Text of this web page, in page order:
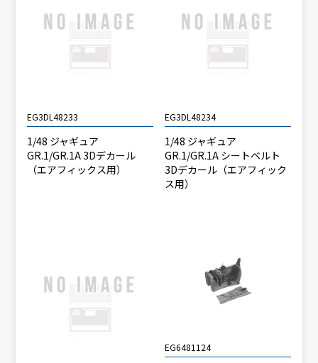
EG3DL48233
1/48 ジャギュア
GR.1/GR.1A 3Dデカール
（エアフィックス用）
EG3DL48234
1/48 ジャギュア
GR.1/GR.1A シートベルト
3Dデカール（エアフィック
ス用）
EG6481124